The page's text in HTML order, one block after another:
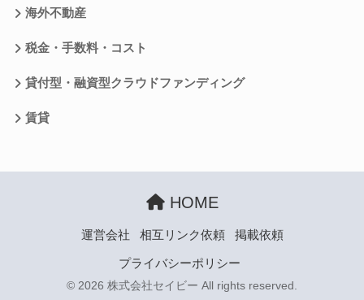
海外不動産
税金・手数料・コスト
貸付型・融資型クラウドファンディング
賃貸
HOME
運営会社 相互リンク依頼 掲載依頼
プライバシーポリシー
© 2026 株式会社セイビー All rights reserved.